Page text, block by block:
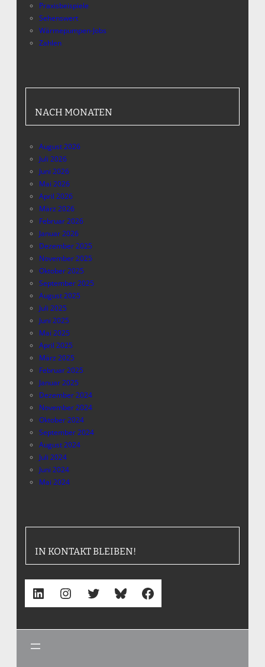
Praxisbeispiele
Sehenswert
Wärmepumpen-Jobs
Zahlen
NACH MONATEN
August 2026
Juli 2026
Juni 2026
Mai 2026
April 2026
März 2026
Februar 2026
Januar 2026
Dezember 2025
November 2025
Oktober 2025
September 2025
August 2025
Juli 2025
Juni 2025
Mai 2025
April 2025
März 2025
Februar 2025
Januar 2025
Dezember 2024
November 2024
Oktober 2024
September 2024
August 2024
Juli 2024
Juni 2024
Mai 2024
IN KONTAKT BLEIBEN!
LinkedIn Instagram Twitter Bluesky Facebook